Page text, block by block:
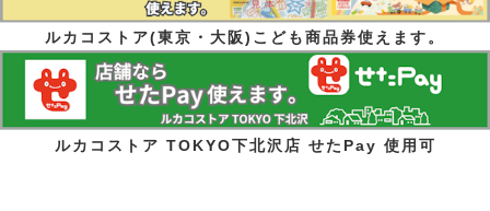
ルカコストア(東京・大阪)こども商品券使えます。
ルカコストア TOKYO下北沢店 せたPay 使用可